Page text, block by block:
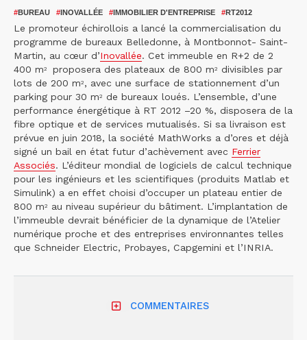
#BUREAU #INOVALLÉE #IMMOBILIER D'ENTREPRISE #RT2012
Le promoteur échirollois a lancé la commercialisation du
programme de bureaux Belledonne, à Montbonnot- Saint-
Martin, au cœur d’Inovallée. Cet immeuble en R+2 de 2
400 m2 proposera des plateaux de 800 m2
divisibles par
lots de 200 m2 , avec une surface de stationnement d’un
parking pour 30 m2
de bureaux loués. L’ensemble, d’une
performance énergétique à RT 2012 –20 %, disposera de la
fibre optique et de services mutualisés. Si sa livraison est
prévue en juin 2018, la société MathWorks a d’ores et déjà
signé un bail en état futur d’achèvement avec Ferrier
Associés. L’éditeur mondial de logiciels de calcul technique
pour les ingénieurs et les scientifiques (produits Matlab et
Simulink) a en effet choisi d’occuper un plateau entier de
800 m2
au niveau supérieur du bâtiment. L’implantation de
l’immeuble devrait bénéficier de la dynamique de l’Atelier
numérique proche et des entreprises environnantes telles
que Schneider Electric, Probayes, Capgemini et l’INRIA.
COMMENTAIRES